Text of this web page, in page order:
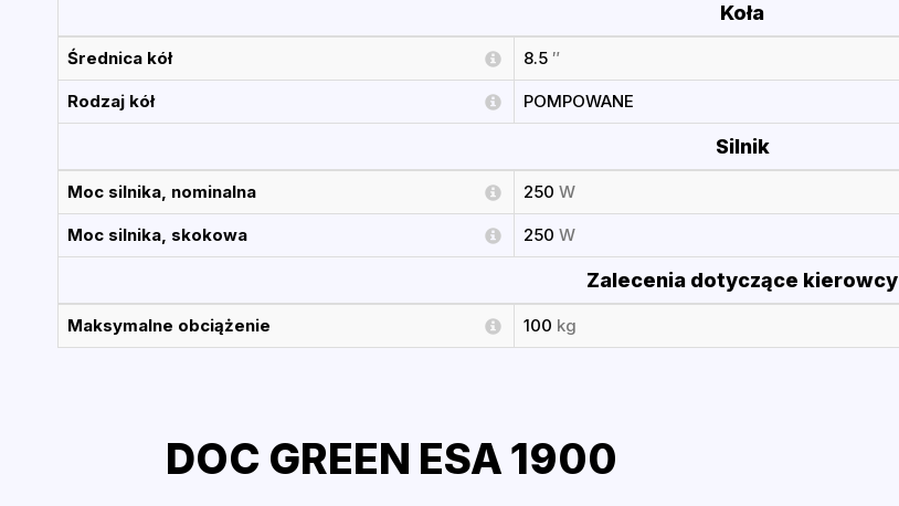
Koła
Średnica kół 8.5 ″
Rodzaj kół POMPOWANE
Silnik
Moc silnika, nominalna 250 W
Moc silnika, skokowa 250 W
Zalecenia dotyczące kierowcy
Maksymalne obciążenie 100 kg
DOC GREEN ESA 1900